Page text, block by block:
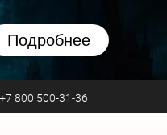
Подробнее
+7 800 500-31-36